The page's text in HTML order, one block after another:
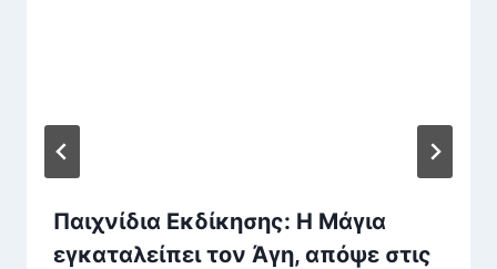
Παιχνίδια Εκδίκησης: Η Μάγια
εγκαταλείπει τον Άγη, απόψε στις